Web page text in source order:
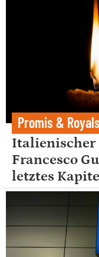
Promis & Royals
Italienischer
Francesco
letztes